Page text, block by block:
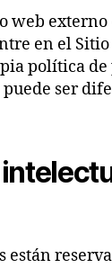
web externo
en el
política
ser
están